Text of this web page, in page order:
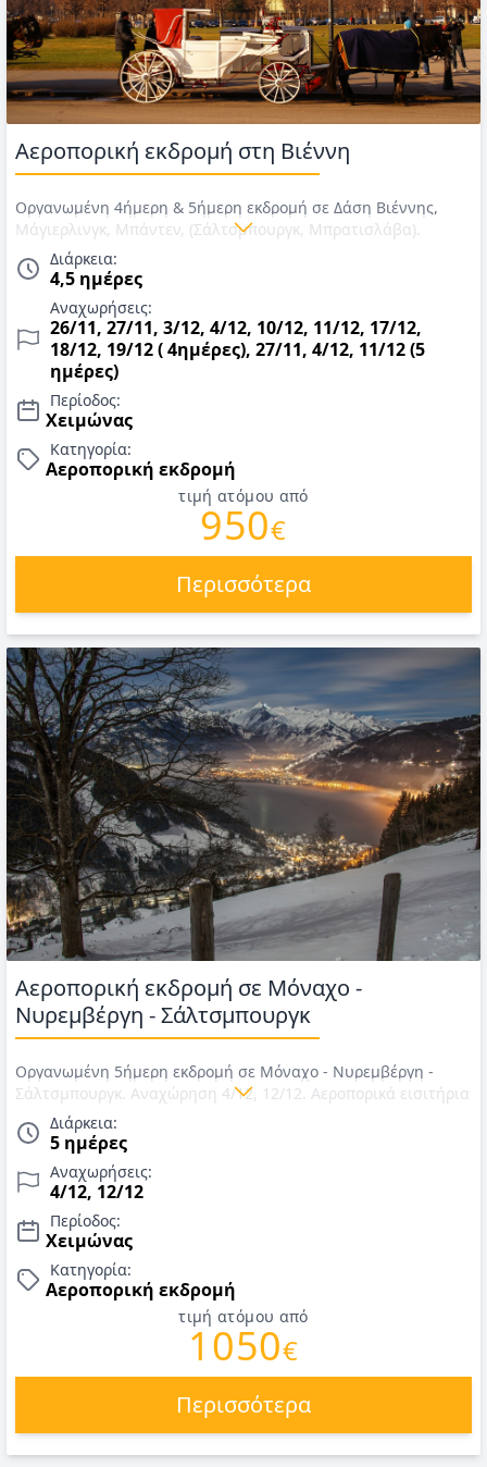
Αεροπορική εκδρομή στη Βιέννη
Οργανωμένη 4ήμερη & 5ήμερη εκδρομή σε Δάση Βιέννης,
Μάγιερλινγκ, Μπάντεν, (Σάλτσμπουργκ, Μπρατισλάβα).
Αναχώρηση 26/11, 27/11, 3/12, 4/12, 10/12, 11/12, 17/12,
18/12, 19/12 ( 4ημέρες), 27/11, 4/12, 11/12 (5 ημέρες).
Αεροπορικά εισιτήρια, διαμονή σε ξενοδοχείο της επιλογής
σας, μπουφέ πρόγευμα, εκδρομές, περιηγήσεις, εκδρομές,
ξεναγήσεις, αρχηγός - συνοδός. Τιμές για Χειμώνα 2026.
Διάρκεια:
4,5 ημέρες
Αναχωρήσεις:
26/11, 27/11, 3/12, 4/12, 10/12, 11/12, 17/12,
18/12, 19/12 ( 4ημέρες), 27/11, 4/12, 11/12 (5
ημέρες)
Περίοδος:
Χειμώνας
Κατηγορία:
Αεροπορική εκδρομή
τιμή ατόμου από
950€
Περισσότερα
Αεροπορική εκδρομή σε Μόναχο -
Νυρεμβέργη - Σάλτσμπουργκ
Οργανωμένη 5ήμερη εκδρομή σε Μόναχο - Νυρεμβέργη -
Σάλτσμπουργκ. Αναχώρηση 4/12, 12/12. Αεροπορικά εισιτήρια
με Aegean, μια αποσκευή έως 23 κιλά και μία χειραποσκευή
έως 8 κιλά , ΦΟΡΟΙ, διαμονή σε ξενοδοχείο 4*, πρωινό,
μεταφορές, περιηγήσεις, ξενάγηση στο Σάλτσμπουργκ και
αρχηγός/συνοδός. Τιμές για Δεκέμβριος 2026.
Διάρκεια:
5 ημέρες
Αναχωρήσεις:
4/12, 12/12
Περίοδος:
Χειμώνας
Κατηγορία:
Αεροπορική εκδρομή
τιμή ατόμου από
1050€
Περισσότερα